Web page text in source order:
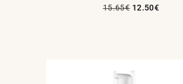
15.65€ 12.50€